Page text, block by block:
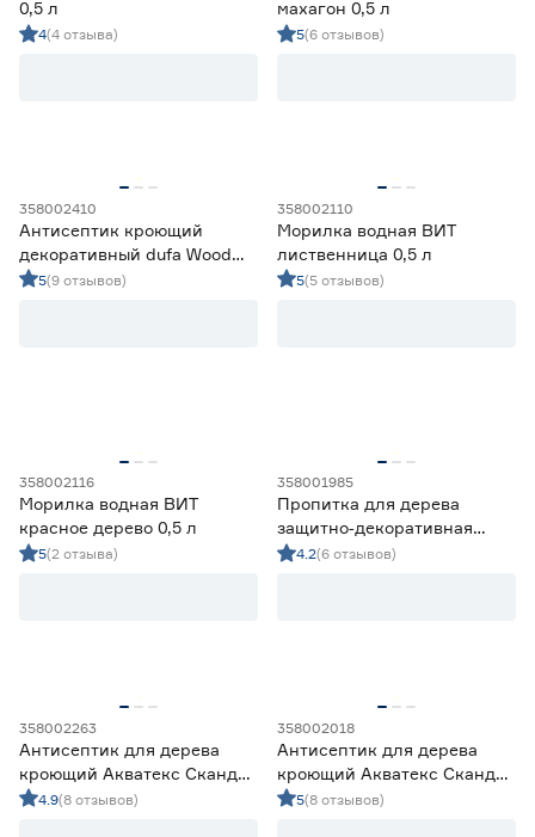
Матовая
Запах
Нет
На водной основе
На основе растворителя
eskaro
Lakur
Страна производства
Россия
Финляндия
2
0,5 л
4(4 отзыва)
махагон 0,5 л
5(6 отзывов)
358002410
Антисептик кроющий
декоративный dufa Wood
Color белый (база 1) 0,9 л
5(9 отзывов)
358002110
Морилка водная ВИТ
лиственница 0,5 л
5(5 отзывов)
358002116
Морилка водная ВИТ
красное дерево 0,5 л
5(2 отзыва)
358001985
Пропитка для дерева
защитно‑декоративная
акриловая Lakur белая 0,75
4.2(6 отзывов)
358002263
Антисептик для дерева
кроющий Акватекс Сканди
айсберг 9 л
4.9(8 отзывов)
358002018
Антисептик для дерева
кроющий Акватекс Сканди
северное море 0,75 л
5(8 отзывов)